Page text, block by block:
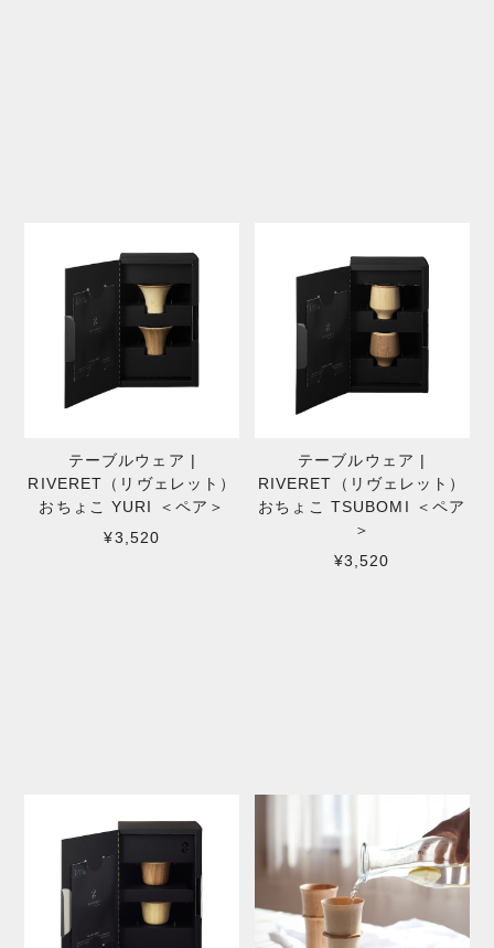
テーブルウェア |
RIVERET（リヴェレット）
おちょこ YURI ＜ペア＞
¥3,520
テーブルウェア |
RIVERET（リヴェレット）
おちょこ TSUBOMI ＜ペア
＞
¥3,520